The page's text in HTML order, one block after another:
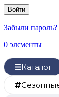
Войти
Забыли пароль?
0 элементы
Каталог